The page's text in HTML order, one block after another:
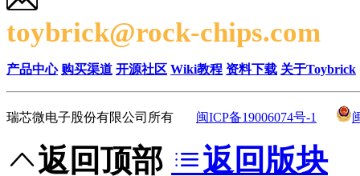
toybrick@rock-chips.com
产品中心 购买渠道 开源社区 Wiki教程 资料下载 关于Toybrick
瑞芯微电子股份有限公司所有 闽ICP备19006074号-1
返回顶部 返回版块